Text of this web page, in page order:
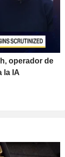
operador de
la IA